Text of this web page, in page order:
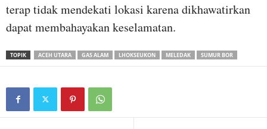
terap tidak mendekati lokasi karena dikhawatirkan
dapat membahayakan keselamatan.
TOPIK ACEH UTARA GAS ALAM LHOKSEUKON MELEDAK SUMUR BOR